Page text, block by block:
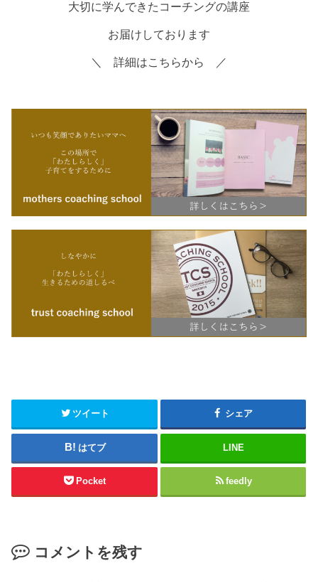
大切に学んできたコーチングの講座
お届けしております
＼ 詳細はこちらから ／
ツイート シェア
はてブ LINE
Pocket feedly
コメントを残す